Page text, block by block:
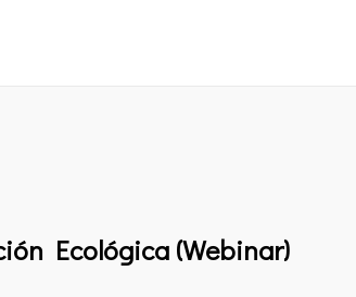
Ecológica (Webinar)